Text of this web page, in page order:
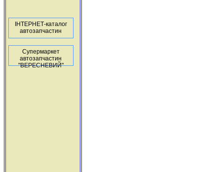
ІНТЕРНЕТ-каталог
автозапчастин
Супермаркет
автозапчастин
"ВЕРЕСНЕВИЙ"